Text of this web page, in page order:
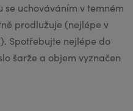
uchováváním v temném
prodlužuje (nejlépe v
Spotřebujte nejlépe do
šarže a objem vyznačen